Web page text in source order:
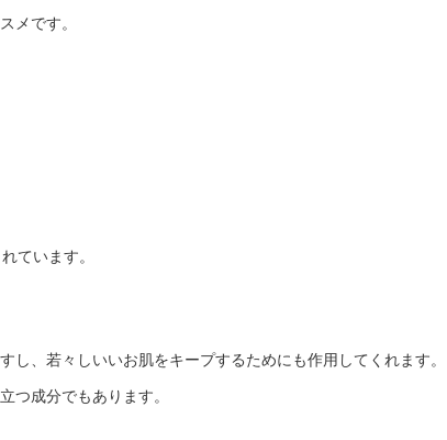
メです。
ています。
し、若々しいいお肌をキープするためにも作用してくれます。
つ成分でもあります。